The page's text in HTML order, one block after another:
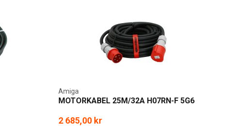
MOTORKABEL 25M/32A H07RN-F 5G6
Amiga
2 685,00 kr